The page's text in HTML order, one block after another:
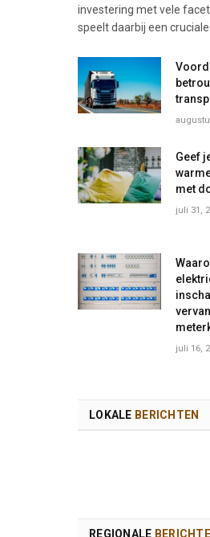
investering met vele
speelt daarbij een
Geef
met
juli 31,
juli 16,
LOKALE BERICHTEN
REGIONALE